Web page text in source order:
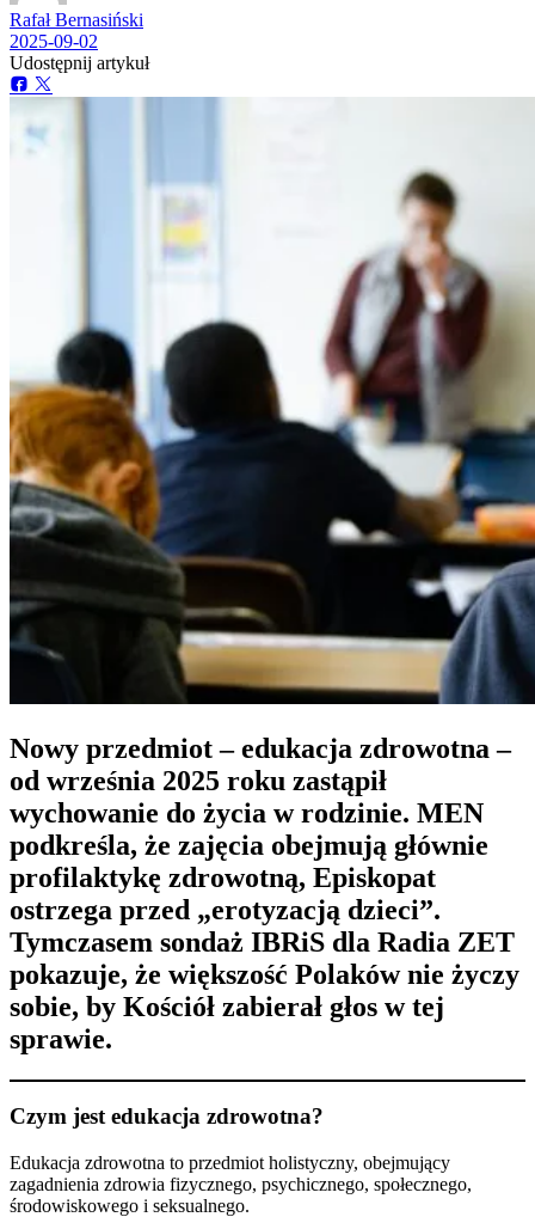
Rafał Bernasiński
2025-09-02
Udostępnij artykuł
Nowy przedmiot – edukacja zdrowotna –
od września 2025 roku zastąpił
wychowanie do życia w rodzinie. MEN
podkreśla, że zajęcia obejmują głównie
profilaktykę zdrowotną, Episkopat
ostrzega przed „erotyzacją dzieci”.
Tymczasem sondaż IBRiS dla Radia ZET
pokazuje, że większość Polaków nie życzy
sobie, by Kościół zabierał głos w tej
sprawie.
Czym jest edukacja zdrowotna?
Edukacja zdrowotna to przedmiot holistyczny, obejmujący
zagadnienia zdrowia fizycznego, psychicznego, społecznego,
środowiskowego i seksualnego.